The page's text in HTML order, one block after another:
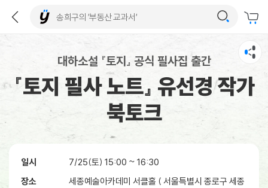
대하소설 『토지』 공식 필사집 출간
『토지 필사 노트』 유선경 작가
북토크
일시
7/25(토) 15:00 ~ 16:30
장소
세종예술아카데미 서클홀 ( 서울특별시 종로구 세종